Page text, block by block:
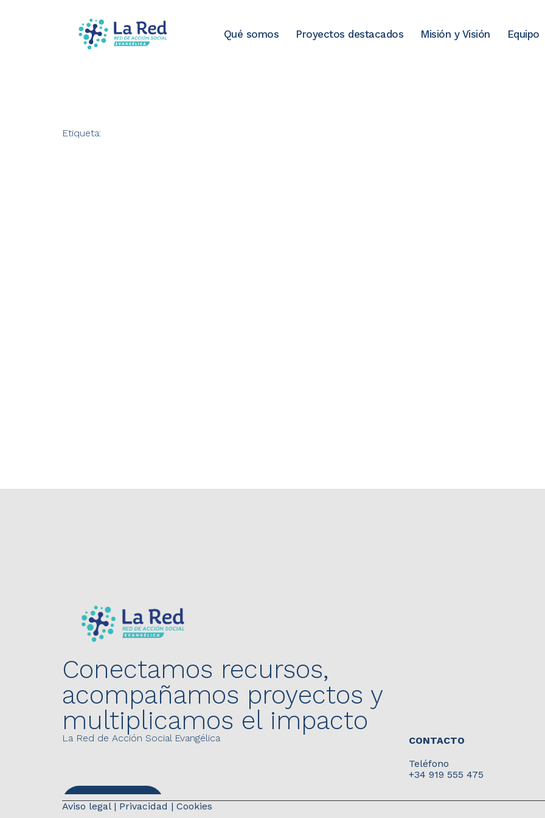
Qué somos Proyectos destacados Misión y Visión Equipo
Etiqueta:
Conectamos recursos,
acompañamos proyectos y
multiplicamos el impacto
La Red de Acción Social Evangélica
Contáctanos
CONTACTO
Teléfono
+34 919 555 475
Aviso legal| Privacidad | Cookies